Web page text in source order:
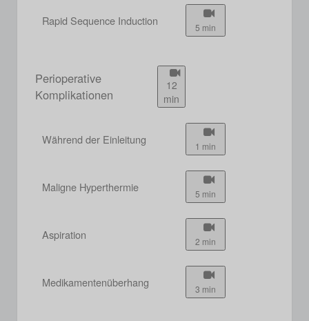
Rapid Sequence Induction 5 min
Perioperative
Komplikationen
12
min
Während der Einleitung 1 min
Maligne Hyperthermie 5 min
Aspiration 2 min
Medikamentenüberhang 3 min